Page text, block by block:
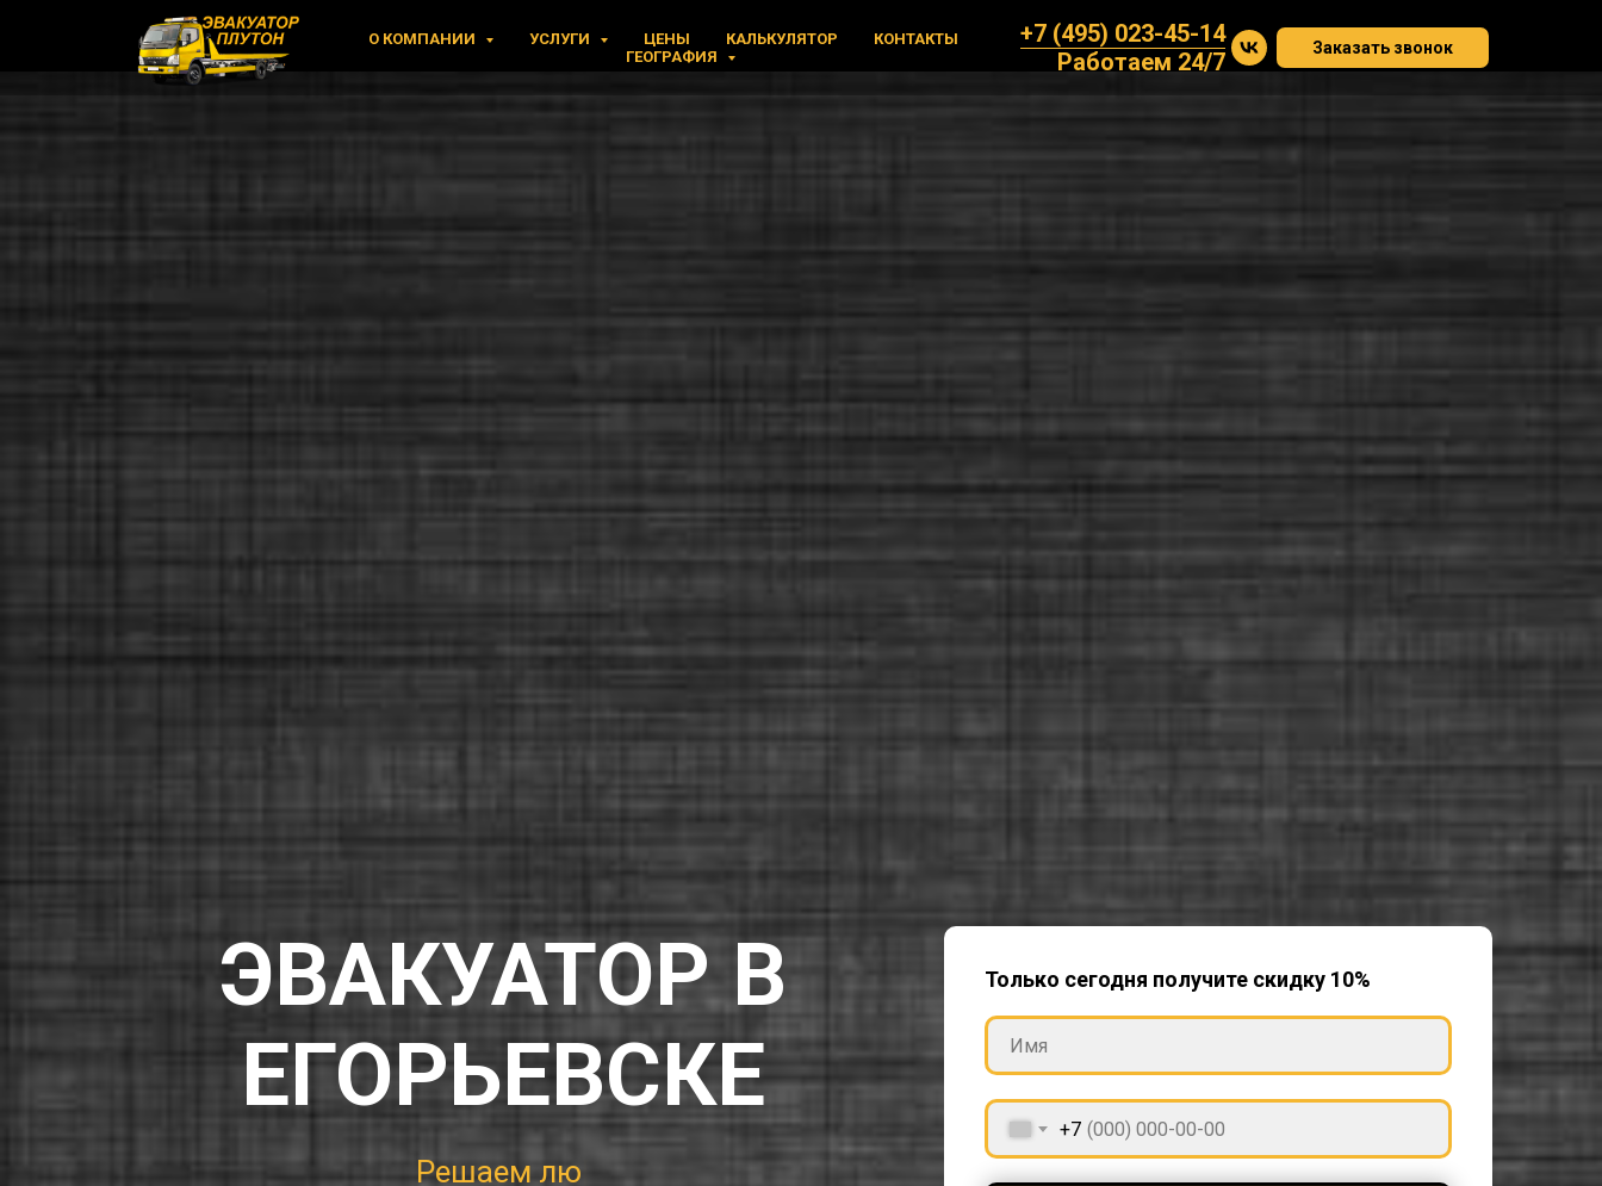
О КОМПАНИИ УСЛУГИ ЦЕНЫ КАЛЬКУЛЯТОР
КОНТАКТЫ
ГЕОГРАФИЯ
+7 (495) 023-45-14
Работаем 24/7
Заказать звонок
ЭВАКУАТОР В
ЕГОРЬЕВСКЕ
Решае|
Только сегодня получите скидку 10%
+7